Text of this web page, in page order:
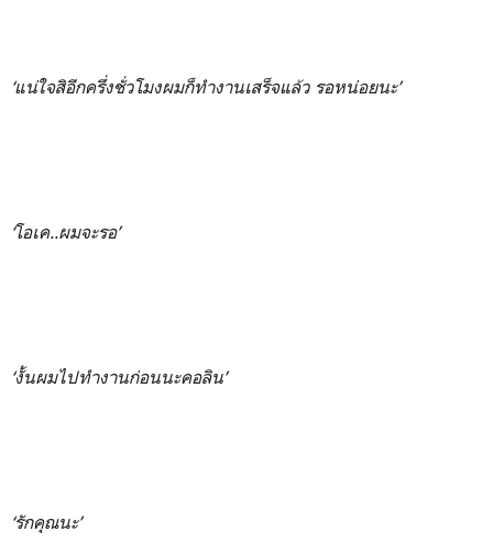
‘แน่ใจสิอีกครึ่งชั่วโมงผมก็ทำงานเสร็จแล้ว รอหน่อยนะ’
‘โอเค..ผมจะรอ’
‘งั้นผมไปทำงานก่อนนะคอลิน’
‘รักคุณนะ’